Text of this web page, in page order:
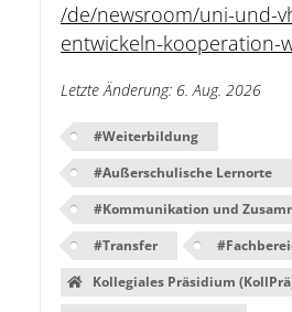
/de/newsroom/uni-und-
entwickeln-kooperation-
Letzte Änderung: 6. Aug. 2026
#Weiterbildung
#Außerschulische Lernorte
#Kommunikation und
#Transfer #
Kollegiales Präsidium